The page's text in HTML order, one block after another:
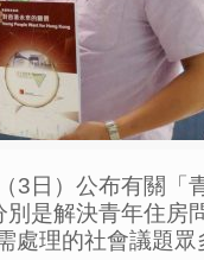
3日）公布有關「
是解決青年住房
處理的社會議題